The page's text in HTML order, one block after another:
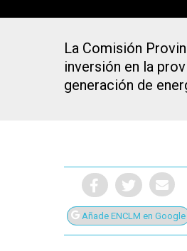
Presiona Intro
La Comisión
inversión en la
generación de
Añade ENCLM en Google